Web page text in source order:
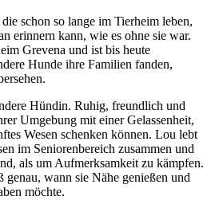
schon so lange im Tierheim leben,
erinnern kann, wie es ohne sie war.
Grevena und ist bis heute
Hunde ihre Familien fanden,
Hündin. Ruhig, freundlich und
Umgebung mit einer Gelassenheit,
Wesen schenken können. Lou lebt
im Seniorenbereich zusammen und
als um Aufmerksamkeit zu kämpfen.
genau, wann sie Nähe genießen und
möchte.